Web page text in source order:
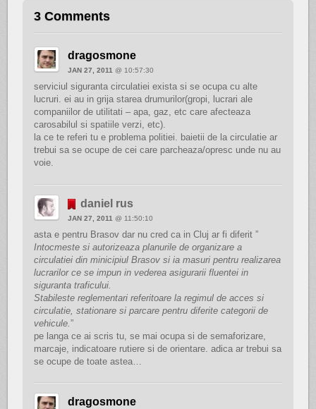
3 Comments
dragosmone
JAN 27, 2011 @ 10:57:30
serviciul siguranta circulatiei exista si se ocupa cu alte
lucruri. ei au in grija starea drumurilor(gropi, lucrari ale
companiilor de utilitati – apa, gaz, etc care afecteaza
carosabilul si spatiile verzi, etc).
la ce te referi tu e problema politiei. baietii de la circulatie ar
trebui sa se ocupe de cei care parcheaza/opresc unde nu au
voie.
daniel rus
JAN 27, 2011 @ 11:50:10
asta e pentru Brasov dar nu cred ca in Cluj ar fi diferit ”
Intocmeste si autorizeaza planurile de organizare a
circulatiei din minicipiul Brasov si ia masuri pentru realizarea
lucrarilor ce se impun in vederea asigurarii fluentei in
siguranta traficului.
Stabileste reglementari referitoare la regimul de acces si
circulatie, stationare si parcare pentru diferite categorii de
vehicule. ”
pe langa ce ai scris tu, se mai ocupa si de semaforizare,
marcaje, indicatoare rutiere si de orientare. adica ar trebui sa
se ocupe de toate astea…
dragosmone